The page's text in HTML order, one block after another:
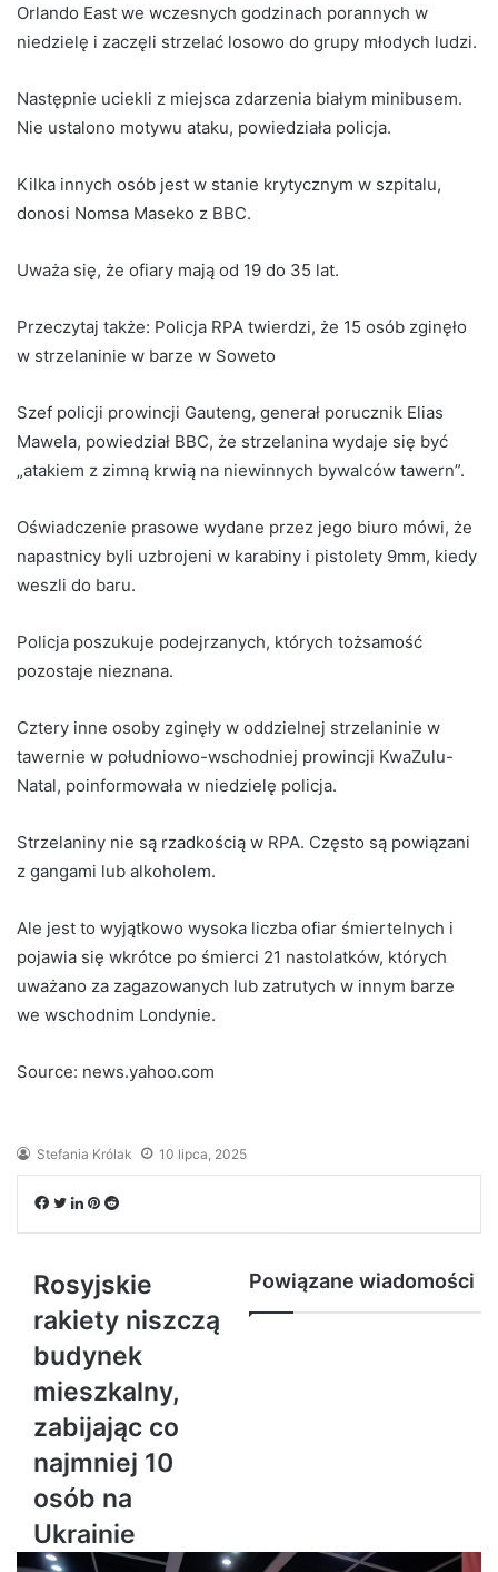
Orlando East we wczesnych godzinach porannych w
niedzielę i zaczęli strzelać losowo do grupy młodych ludzi.
Następnie uciekli z miejsca zdarzenia białym minibusem.
Nie ustalono motywu ataku, powiedziała policja.
Kilka innych osób jest w stanie krytycznym w szpitalu,
donosi Nomsa Maseko z BBC.
Uważa się, że ofiary mają od 19 do 35 lat.
Przeczytaj także: Policja RPA twierdzi, że 15 osób zginęło
w strzelaninie w barze w Soweto
Szef policji prowincji Gauteng, generał porucznik Elias
Mawela, powiedział BBC, że strzelanina wydaje się być
„atakiem z zimną krwią na niewinnych bywalców tawern”.
Oświadczenie prasowe wydane przez jego biuro mówi, że
napastnicy byli uzbrojeni w karabiny i pistolety 9mm, kiedy
weszli do baru.
Policja poszukuje podejrzanych, których tożsamość
pozostaje nieznana.
Cztery inne osoby zginęły w oddzielnej strzelaninie w
tawernie w południowo-wschodniej prowincji KwaZulu-
Natal, poinformowała w niedzielę policja.
Strzelaniny nie są rzadkością w RPA. Często są powiązani
z gangami lub alkoholem.
Ale jest to wyjątkowo wysoka liczba ofiar śmiertelnych i
pojawia się wkrótce po śmierci 21 nastolatków, których
uważano za zagazowanych lub zatrutych w innym barze
we wschodnim Londynie.
Source: news.yahoo.com
Stefania Królak 10 lipca, 2025
Facebook
Twitter
LinkedIn
Pinterest
Reddit
Rosyjskie
rakiety niszczą
budynek
mieszkalny,
zabijając co
najmniej 10
osób na
Ukrainie
Powiązane wiadomości